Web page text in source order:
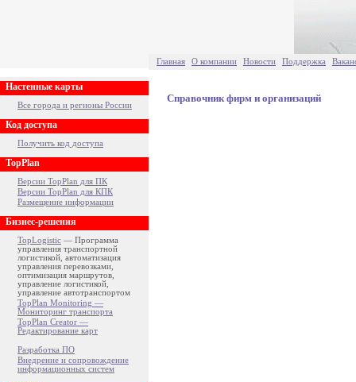
Главная О компании Новости Поддержка
Настенные карты
Все города и регионы России
Код доступа
Получить код доступа
TopPlan
Версии TopPlan для ПК
Версии TopPlan для КПК
Размещение информации
Бизнес-решения
TopLogistic — Программа
управления транспортной
логистикой, автоматизация
управления перевозками,
оптимизация маршрутов,
управление логистикой,
управление автотранспортом
TopPlan Monitoring —
Мониторинг транспорта
TopPlan Creator —
Редактирование карт
Разработка ПО
Внедрение и сопровождение
информационных систем
Справочник фирм и организаций